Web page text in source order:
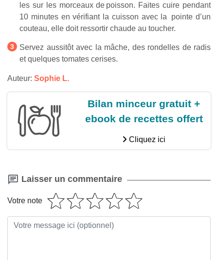
les sur les morceaux de poisson. Faites cuire pendant
10 minutes en vérifiant la cuisson avec la pointe d’un
couteau, elle doit ressortir chaude au toucher.
Servez aussitôt avec la mâche, des rondelles de radis
et quelques tomates cerises.
Auteur: Sophie L.
Bilan minceur gratuit +
ebook de recettes offert
Cliquez ici
Laisser un commentaire
Votre note